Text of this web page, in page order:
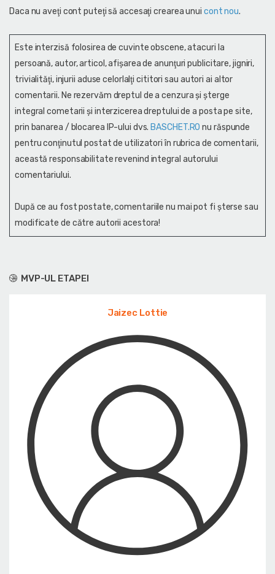
MVP-UL ETAPEI
Jaizec Lottie
Daca nu aveţi cont puteţi să accesaţi crearea unui cont nou.
Este interzisă folosirea de cuvinte obscene, atacuri la
persoană, autor, articol, afişarea de anunţuri publicitare, jigniri,
trivialităţi, injurii aduse celorlalţi cititori sau autori ai altor
comentarii. Ne rezervăm dreptul de a cenzura și şterge
integral cometarii și interzicerea dreptului de a posta pe site,
prin banarea / blocarea IP-ului dvs. BASCHET.RO nu răspunde
pentru conţinutul postat de utilizatori în rubrica de comentarii,
această responsabilitate revenind integral autorului
comentariului.
După ce au fost postate, comentariile nu mai pot fi șterse sau
modificate de către autorii acestora!